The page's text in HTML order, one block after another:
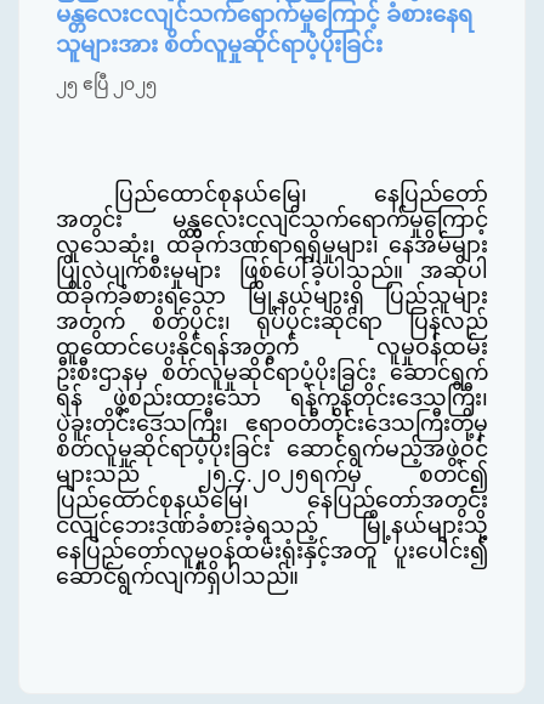
မန္တလေးငလျင်သက်ရောက်မှုကြောင့် ခံစားနေရ
သူများအား စိတ်လူမှုဆိုင်ရာပံ့ပိုးခြင်း
၂၅ ဧပြီ ၂၀၂၅
ပြည်ထောင်စုနယ်မြေ၊ နေပြည်တော်
အတွင်း မန္တလေးငလျင်သက်ရောက်မှုကြောင့်
လူသေဆုံး၊ ထိခိုက်ဒဏ်ရာရရှိမှုများ၊ နေအိမ်များ
ပြိုလဲပျက်စီးမှုများ ဖြစ်ပေါ်ခဲ့ပါသည်။ အဆိုပါ
ထိခိုက်ခံစားရသော မြို့နယ်များရှိ ပြည်သူများ
အတွက် စိတ်ပိုင်း၊ ရုပ်ပိုင်းဆိုင်ရာ ပြန်လည်
ထူထောင်ပေးနိုင်ရန်အတွက်လူမှုဝန်ထမ်း
ဦးစီးဌာနမှ စိတ်လူမှုဆိုင်ရာပံ့ပိုးခြင်း ဆောင်ရွက်
ရန် ဖွဲ့စည်းထားသော ရန်ကုန်တိုင်းဒေသကြီး၊
ပဲခူးတိုင်းဒေသကြီး၊ ဧရာဝတီတိုင်းဒေသကြီးတို့မှ
စိတ်လူမှုဆိုင်ရာပံ့ပိုးခြင်း ဆောင်ရွက်မည့်အဖွဲ့ဝင်
များသည် ၂၅.၄.၂၀၂၅ရက်မှ စတင်၍
ပြည်ထောင်စုနယ်မြေ၊ နေပြည်တော်အတွင်း
ငလျင်ဘေးဒဏ်ခံစားခဲ့ရသည့် မြို့နယ်များသို့
နေပြည်တော်လူမှုဝန်ထမ်းရုံးနှင့်အတူ ပူးပေါင်း၍
ဆောင်ရွက်လျက်ရှိပါ သည်။